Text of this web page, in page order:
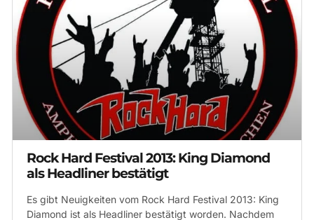
Rock Hard Festival 2013: King Diamond
als Headliner bestätigt
Es gibt Neuigkeiten vom Rock Hard Festival 2013: King
Diamond ist als Headliner bestätigt worden. Nachdem